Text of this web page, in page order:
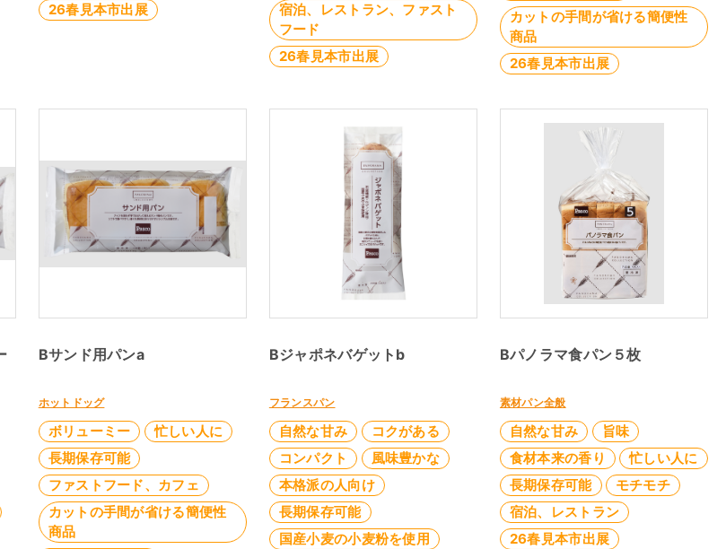
26春見本市出展
宿泊、レストラン、ファスト
フード
26春見本市出展
カットの手間が省ける簡便性
商品
26春見本市出展
Bサンド用パンa
ホットドッグ
ボリューミー
忙しい人に
長期保存可能
ファストフード、カフェ
カットの手間が省ける簡便性
商品
Bジャポネバゲットb
フランスパン
自然な甘み
コクがある
コンパクト
風味豊かな
本格派の人向け
長期保存可能
国産小麦の小麦粉を使用
Bパノラマ食パン５枚
素材パン全般
自然な甘み
旨味
食材本来の香り
忙しい人に
長期保存可能
モチモチ
宿泊、レストラン
26春見本市出展